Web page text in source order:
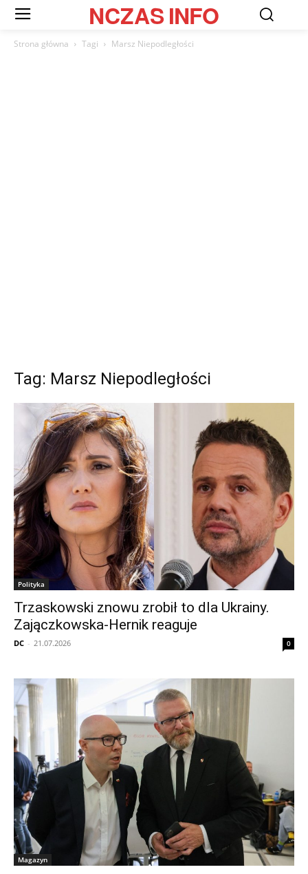
NCZASINFO
Strona główna Tagi Marsz Niepodległości
Tag: Marsz Niepodległości
Polityka
Trzaskowski znowu zrobił to dla Ukrainy.
Zajączkowska-Hernik reaguje
DC - 21.07.2026 0
Magazyn